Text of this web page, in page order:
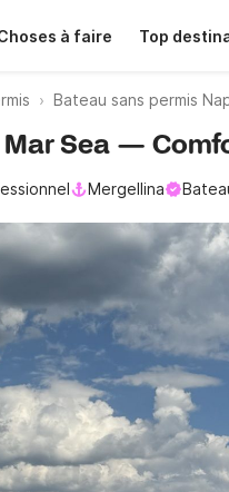
à faire Top
Bateau sans permis
Sea —
Mergellina